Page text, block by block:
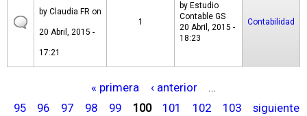
by Claudia FR on
20 Abril, 2015 -
17:21
1
by Estudio
Contable GS
20 Abril, 2015 -
18:23
Contabilidad
P
« primera ‹ anterior
…
95
96 97 98 99 100 101 102 103
siguiente